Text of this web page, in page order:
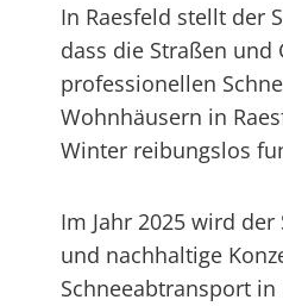
In Raesfeld stellt der
dass die Straßen
professionellen
Wohnhäusern in
Winter reibungslos
Im Jahr 2025 wird
und nachhaltige
Schneeabtransport